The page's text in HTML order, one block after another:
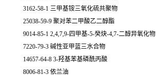
3162-58-1 三甲基铵三氧化硫共聚物
25038-59-9 聚对苯二甲酸乙二醇酯
9014-85-1 2,4,7,9-四甲基-5-癸炔-4,7-二醇异氧化物
7220-79-3 碱性亚甲蓝三水合物
14657-64-8 3-羟基苯基磷酰丙酸
8006-81-3 依兰油